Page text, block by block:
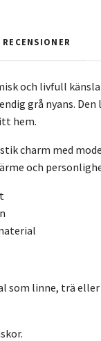
RECENSIONER
och livfull
grå nyans.
hem.
charm med
och
som linne, trä